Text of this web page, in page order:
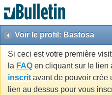
Voir le profil: Bastosa
Si ceci est votre première
la FAQ en cliquant sur le lien
inscrit avant de pouvoir crée
lien au dessus pour vous